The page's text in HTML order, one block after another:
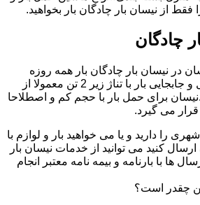
فقط از نیسان بار چادگان بار بخواهید.
چادگان
در نیسان بار چادگان بار همه روزه
انجام می شود.برای حمل و جابجایی بار با تناژ زیر 2 تن معمولا از
برای حمل بار با حجم کم و اصطلاحا
قرار می گیرد.
را دارید و یا می خواهید بار و لوازم با
کنید می توانید از خدمات نیسان بار
ها با بارنامه و بیمه نامه معتبر انجام
چقدر است؟